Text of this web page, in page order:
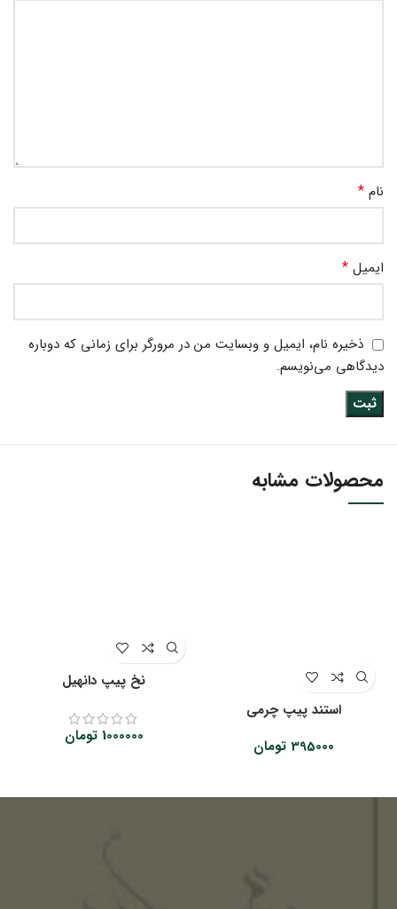
نام *
ایمیل *
ذخیره نام، ایمیل و وبسایت من در مرورگر برای زمانی که دوباره
دیدگاهی می‌نویسم.
محصولات مشابه
استند پیپ چرمی
395000 تومان
نخ پیپ دانهیل
1000000 تومان